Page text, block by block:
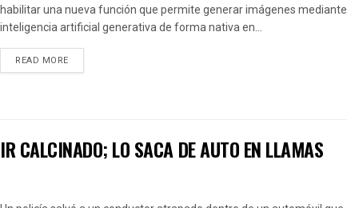
habilitar una nueva función que permite generar imágenes mediante
inteligencia artificial generativa de forma nativa en...
READ MORE
CALCINADO; LO SACA DE AUTO EN LLAMAS